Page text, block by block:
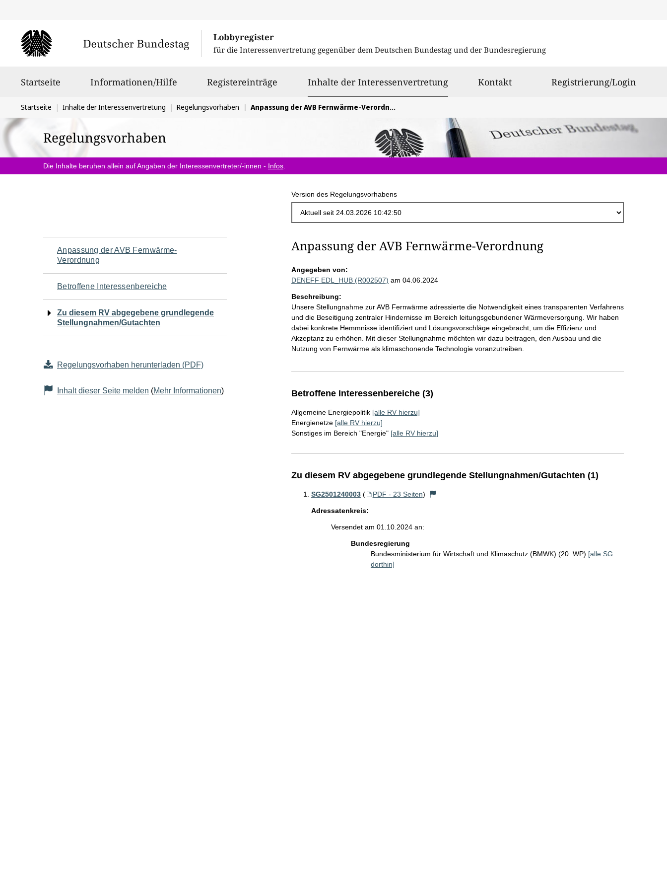
Lobbyregister
für die Interessenvertretung gegenüber dem Deutschen Bundestag und der Bundesregierung
Startseite Informationen/Hilfe Registereinträge Inhalte der Interessenvertretungausgewählt
Kontakt Registrierung/Login
Sie
befinden
sich
hier:
Startseite Inhalte der Interessenvertretung Regelungsvorhaben Anpassung der AVB Fernwärme-Verordnung
Regelungsvorhaben
Die Inhalte beruhen allein auf Angaben der Interessenvertreter/-innen - Infos
Version des Regelungsvorhabens
Navigation
für
den
Seiteninhalt
Anpassung der AVB Fernwärme-
Verordnung
Betroffene Interessenbereiche
Zu diesem RV abgegebene grundlegende
Stellungnahmen/Gutachten
Regelungsvorhaben herunterladen (PDF)
Inhalt dieser Seite melden (Mehr Informationen)
Anpassung der AVB Fernwärme-Verordnung
Angegeben von:
DENEFF EDL_HUB (R002507) am 04.06.2024
Beschreibung:
Unsere Stellungnahme zur AVB Fernwärme adressierte die Notwendigkeit eines transparenten Verfahrens
und die Beseitigung zentraler Hindernisse im Bereich leitungsgebundener Wärmeversorgung. Wir haben
dabei konkrete Hemmnisse identifiziert und Lösungsvorschläge eingebracht, um die Effizienz und
Akzeptanz zu erhöhen. Mit dieser Stellungnahme möchten wir dazu beitragen, den Ausbau und die
Nutzung von Fernwärme als klimaschonende Technologie voranzutreiben.
Betroffene Interessenbereiche (3)
Allgemeine Energiepolitik [alle RV hierzu]
Energienetze [alle RV hierzu]
Sonstiges im Bereich "Energie" [alle RV hierzu]
Zu diesem RV abgegebene grundlegende Stellungnahmen/Gutachten (1)
SG2501240003 ( PDF - 23 Seiten)
Adressatenkreis:
Versendet am 01.10.2024 an:
Bundesregierung
Bundesministerium für Wirtschaft und Klimaschutz (BMWK) (20. WP) [alle SG
dorthin]